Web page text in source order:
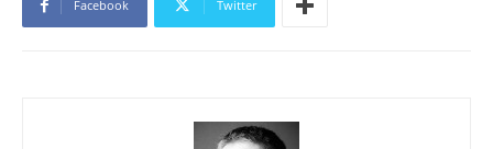
Facebook Twitter